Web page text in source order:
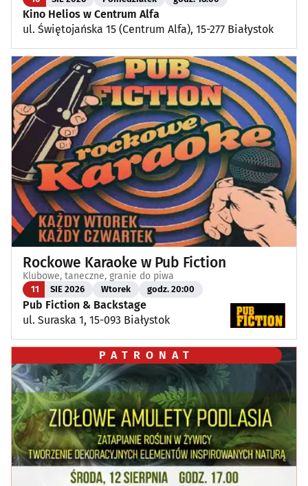
Kino Helios w Centrum Alfa
ul. Świętojańska 15 (Centrum Alfa), 15-277 Białystok
Rockowe Karaoke w Pub Fiction
Klubowe, taneczne, granie do piwa
11 SIE 2026 Wtorek godz. 20:00
Pub Fiction & Backstage
ul. Suraska 1, 15-093 Białystok
PATRONAT